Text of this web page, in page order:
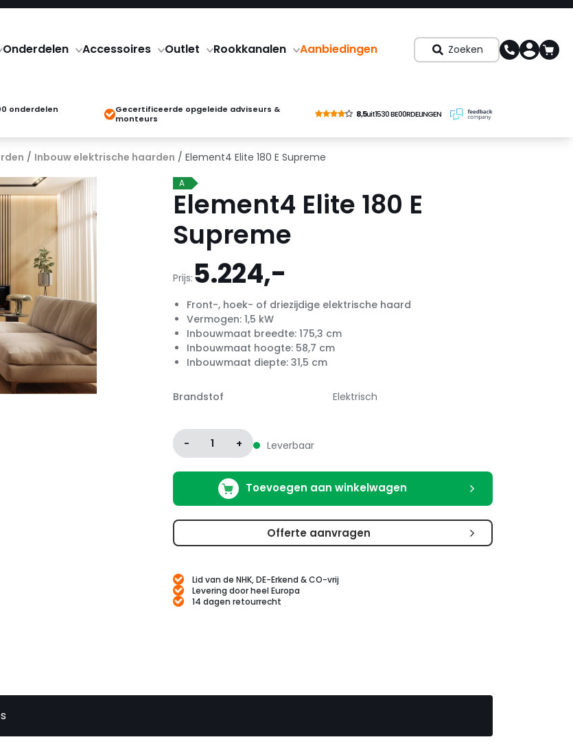
Onderdelen Accessoires Outlet Rookkanalen Aanbiedingen Zoeken
onderdelen
Gecertificeerde opgeleide adviseurs &
monteurs
8,5uit1530 BE00RDELINGEN
/ Inbouw elektrische haarden / Element4 Elite 180 E Supreme
A
Element4 Elite 180 E
Supreme
Prijs: 5.224,-
Front-, hoek- of driezijdige elektrische haard
Vermogen: 1,5 kW
Inbouwmaat breedte: 175,3 cm
Inbouwmaat hoogte: 58,7 cm
Inbouwmaat diepte: 31,5 cm
Brandstof Elektrisch
- 1 + Leverbaar
Toevoegen aan winkelwagen
Offerte aanvragen
Lid van de NHK, DE-Erkend & CO-vrij
Levering door heel Europa
14 dagen retourrecht